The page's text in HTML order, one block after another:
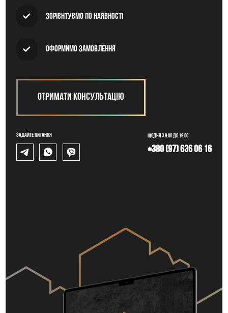
Зорієнтуємо по наявності
Оформимо замовлення
Отримати консультацію
Задайте питання Щодня з 9:00 до 19:00
+380 (97) 636 06 16